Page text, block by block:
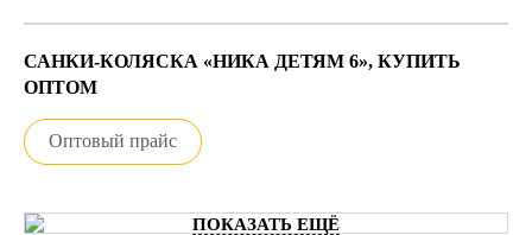
САНКИ-КОЛЯСКА «НИКА ДЕТЯМ 6», КУПИТЬ
ОПТОМ
Оптовый прайс
ПОКАЗАТЬ ЕЩЁ